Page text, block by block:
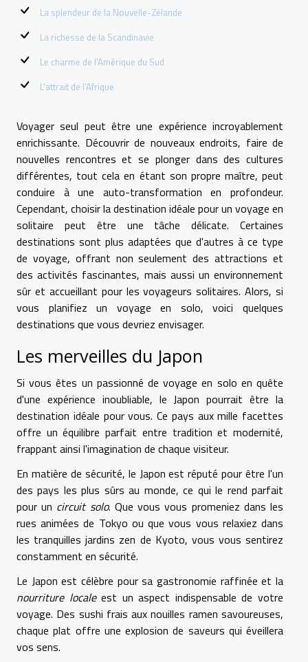
La splendeur de la Nouvelle-Zélande
La richesse de la Scandinavie
Le charme de l'Amérique du Sud
L'attrait de l'Afrique
Voyager seul peut être une expérience incroyablement
enrichissante. Découvrir de nouveaux endroits, faire de
nouvelles rencontres et se plonger dans des cultures
différentes, tout cela en étant son propre maître, peut
conduire à une auto-transformation en profondeur.
Cependant, choisir la destination idéale pour un voyage en
solitaire peut être une tâche délicate. Certaines
destinations sont plus adaptées que d'autres à ce type
de voyage, offrant non seulement des attractions et
des activités fascinantes, mais aussi un environnement
sûr et accueillant pour les voyageurs solitaires. Alors, si
vous planifiez un voyage en solo, voici quelques
destinations que vous devriez envisager.
Les merveilles du Japon
Si vous êtes un passionné de voyage en solo en quête
d'une expérience inoubliable, le Japon pourrait être la
destination idéale pour vous. Ce pays aux mille facettes
offre un équilibre parfait entre tradition et modernité,
frappant ainsi l'imagination de chaque visiteur.
En matière de sécurité, le Japon est réputé pour être l'un
des pays les plus sûrs au monde, ce qui le rend parfait
pour un circuit solo. Que vous vous promeniez dans les
rues animées de Tokyo ou que vous vous relaxiez dans
les tranquilles jardins zen de Kyoto, vous vous sentirez
constamment en sécurité.
Le Japon est célèbre pour sa gastronomie raffinée et la
nourriture localeest un aspect indispensable de votre
voyage. Des sushi frais aux nouilles ramen savoureuses,
chaque plat offre une explosion de saveurs qui éveillera
vos sens.